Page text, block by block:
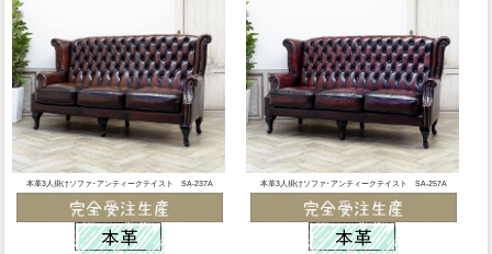
本革3人掛けソファ･アンティークテイスト SA-237A 本革3人掛けソファ･アンティークテイスト SA-257A